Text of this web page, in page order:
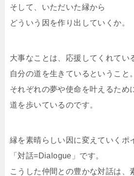
そして、いただいた縁から
どういう因を作り出していくか。
大事なことは、応援してくれてい
自分の道を生きているということ。
それぞれの夢や使命を叶えるため
道を歩いているのです。
縁を素晴らしい因に変えていくポ
「対話=Dialogue」です。
こうした仲間との豊かな対話は、